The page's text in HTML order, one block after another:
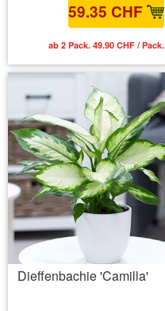
59.35 CHF
ab 2 Pack. 49.90 CHF / Pack.
Dieffenbachie 'Camilla'